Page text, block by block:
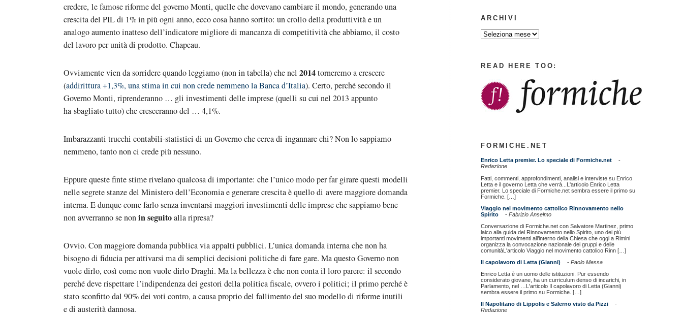
credere, le famose riforme del governo Monti, quelle che dovevano cambiare il mondo, generando una
crescita del PIL di 1% in più ogni anno, ecco cosa hanno sortito: un crollo della produttività e un
analogo aumento inatteso dell’indicatore migliore di mancanza di competitività che abbiamo, il costo
del lavoro per unità di prodotto. Chapeau.
Ovviamente vien da sorridere quando leggiamo (non in tabella) che nel 2014torneremo a crescere
(addirittura +1,3%, una stima in cui non crede nemmeno la Banca d’Italia). Certo, perché secondo il
Governo Monti, riprenderanno … gli investimenti delle imprese (quelli su cui nel 2013 appunto
ha sbagliato tutto) che cresceranno del … 4,1%.
Imbarazzanti trucchi contabili-statistici di un Governo che cerca di ingannare chi? Non lo sappiamo
nemmeno, tanto non ci crede più nessuno.
Eppure queste finte stime rivelano qualcosa di importante: che l’unico modo per far girare questi modelli
nelle segrete stanze del Ministero dell’Economia e generare crescita è quello di avere maggiore domanda
interna. E dunque come farlo senza inventarsi maggiori investimenti delle imprese che sappiamo bene
non avverranno se nonin seguitoalla ripresa?
Ovvio. Con maggiore domanda pubblica via appalti pubblici. L’unica domanda interna che non ha
bisogno di fiducia per attivarsi ma di semplici decisioni politiche di fare gare. Ma questo Governo non
vuole dirlo, così come non vuole dirlo Draghi. Ma la bellezza è che non conta il loro parere: il secondo
perché deve rispettare l’indipendenza dei gestori della politica fiscale, ovvero i politici; il primo perché è
stato sconfitto dal 90% dei voti contro, a causa proprio del fallimento del suo modello di riforme inutili
e di austerità dannosa.
ARCHIVI
READ HERE TOO:
FORMICHE.NET
Enrico Letta premier. Lo speciale di Formiche.net
-
Redazione
Fatti, commenti, approfondimenti, analisi e interviste su Enrico
Letta e il governo Letta che verrà...L'articolo Enrico Letta
premier. Lo speciale di Formiche.net sembra essere il primo su
Formiche. […]
Viaggio nel movimento cattolico Rinnovamento nello
Spirito
-Fabrizio Anselmo
Conversazione di Formiche.net con Salvatore Martinez, primo
laico alla guida del Rinnovamento nello Spirito, uno dei più
importanti movimenti all’interno della Chiesa che oggi a Rimini
organizza la convocazione nazionale dei gruppi e delle
comunitàL'articolo Viaggio nel movimento cattolico Rinn […]
Il capolavoro di Letta (Gianni)
-Paolo Messa
Enrico Letta è un uomo delle istituzioni. Pur essendo
considerato giovane, ha un curriculum denso di incarichi, in
Parlamento, nel …L'articolo Il capolavoro di Letta (Gianni)
sembra essere il primo su Formiche. […]
Il Napolitano di Lippolis e Salerno visto da Pizzi
-
Redazione